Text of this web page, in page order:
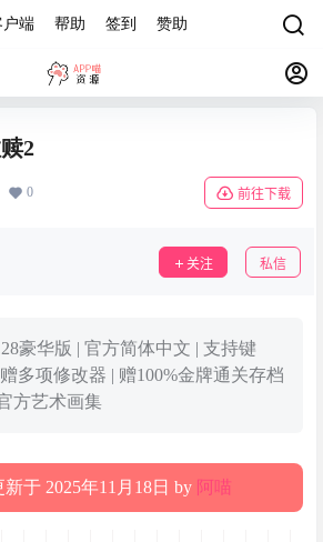
户端 帮助 签到 赞助
2
0 前往下载
关注 私信
豪华版 | 官方简体中文 | 支持键
多项修改器 | 赠100%金牌通关存档
方艺术画集
于 2025年11月18日 by 阿喵